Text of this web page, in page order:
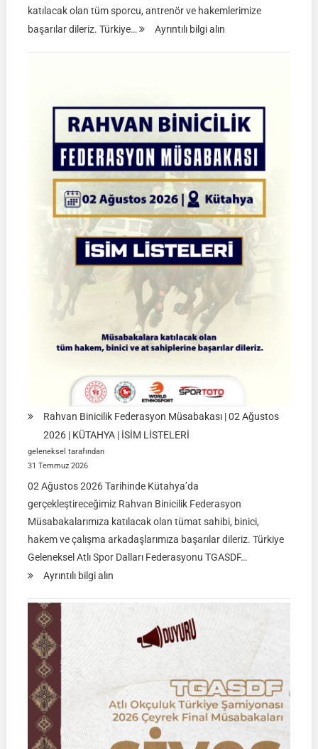
katılacak olan tüm sporcu, antrenör ve hakemlerimize
başarılar dileriz. Türkiye…
Ayrıntılı bilgi alın:
Türkiye
Şampiyonası
Yarı
Final
Müsabakaları
|
08-
09
2026
İSTANBUL
Rahvan Binicilik Federasyon Müsabakası | 02 Ağustos
2026 | KÜTAHYA | İSİM LİSTELERİ
geleneksel tarafından
31 Temmuz 2026
02 Ağustos 2026 Tarihinde Kütahya’da
gerçekleştireceğimiz Rahvan Binicilik Federasyon
Müsabakalarımıza katılacak olan tümat sahibi, binici,
hakem ve çalışma arkadaşlarımıza başarılar dileriz. Türkiye
Geleneksel Atlı Spor Dalları Federasyonu TGASDF…
Ayrıntılı bilgi alın:
Federasyon
Müsabakası
02
Ağustos
2026
|